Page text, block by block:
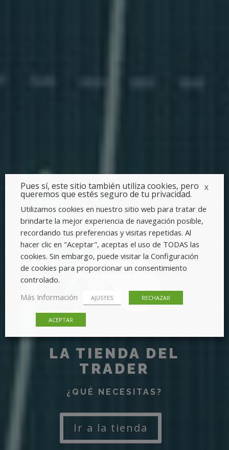
LA TIENDA DEL
TRADER
¿QUÉ NECESITAS?
Ir a la tienda
X
Pues sí, este sitio también utiliza cookies, pero
queremos que estés seguro de tu privacidad.
Utilizamos cookies en nuestro sitio web para tratar de
brindarte la mejor experiencia de navegación posible,
recordando tus preferencias y visitas repetidas. Al
hacer clic en "Aceptar", aceptas el uso de TODAS las
cookies. Sin embargo, puede visitar la Configuración
de cookies para proporcionar un consentimiento
controlado.
Más Información
AJUSTES RECHAZAR
ACEPTAR